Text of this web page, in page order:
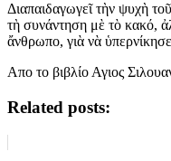
Διαπαιδαγωγεῖ τὴν ψυχὴ
τὴ συνάντηση μὲ τὸ κακό,
ἄνθρωπο, γιὰ νὰ
Απο το βιβλίο Αγιος
Related posts: